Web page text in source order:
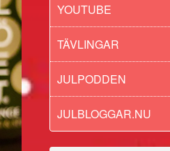
YOUTUBE
TÄVLINGAR
JULPODDEN
JULBLOGGAR.NU